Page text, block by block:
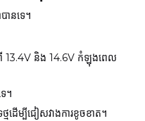
ានទេ។
13.4V និង 14.6V កំឡុងពេល
។
មដើម្បីជៀសវាងការខូចខាត។